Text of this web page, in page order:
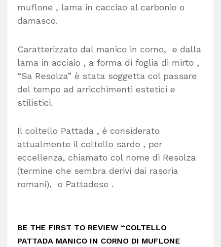
muflone , lama in cacciao al carbonio o
damasco.
Caratterizzato dal manico in corno, e dalla
lama in acciaio , a forma di foglia di mirto ,
“Sa Resolza” è stata soggetta col passare
del tempo ad arricchimenti estetici e
stilistici.
Il coltello Pattada , è considerato
attualmente il coltello sardo , per
eccellenza, chiamato col nome di Resolza
(termine che sembra derivi dai rasoria
romani), o Pattadese .
BE THE FIRST TO REVIEW “COLTELLO
PATTADA MANICO IN CORNO DI MUFLONE